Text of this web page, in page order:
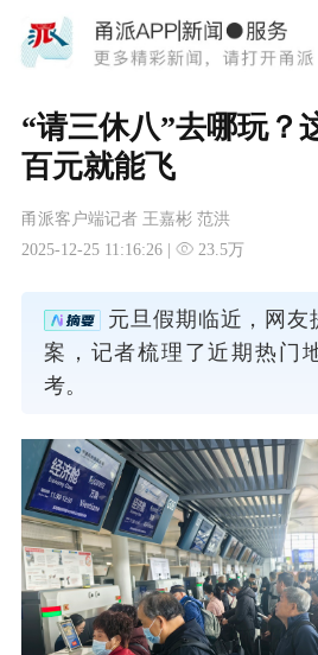
“请三休八”去哪玩？
百元就能飞
甬派客户端记者 王嘉彬 范洪
2025-12-25 11:16:26 |
23.5万
元旦假期临近，网友
案，记者梳理了近期热门
考。